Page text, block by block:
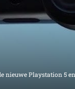
nieuwe Playstation 5